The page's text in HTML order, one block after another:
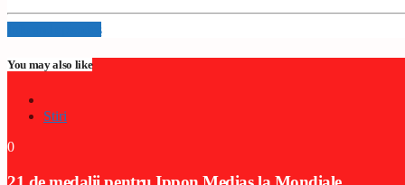
Info and episodes
You may also like
Stiri
0